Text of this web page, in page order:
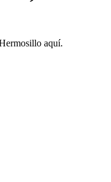
aquí.